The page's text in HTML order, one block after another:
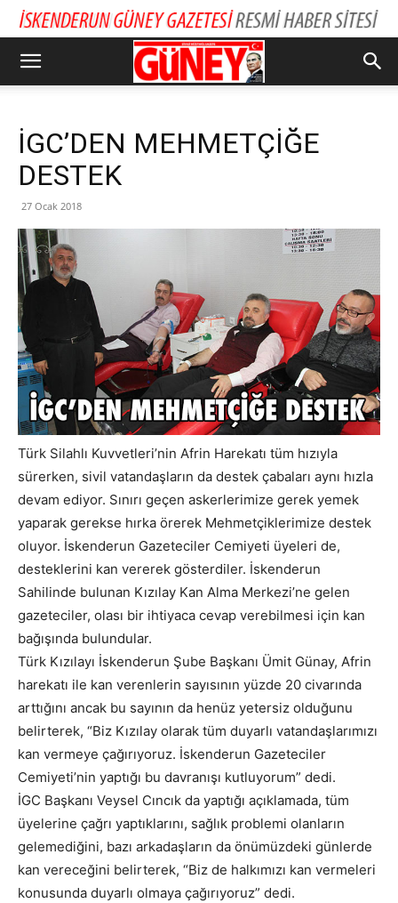
İGC’DEN MEHMETÇİĞE
DESTEK
27 Ocak 2018
Türk Silahlı Kuvvetleri’nin Afrin Harekatı tüm hızıyla
sürerken, sivil vatandaşların da destek çabaları aynı hızla
devam ediyor. Sınırı geçen askerlerimize gerek yemek
yaparak gerekse hırka örerek Mehmetçiklerimize destek
oluyor. İskenderun Gazeteciler Cemiyeti üyeleri de,
desteklerini kan vererek gösterdiler. İskenderun
Sahilinde bulunan Kızılay Kan Alma Merkezi’ne gelen
gazeteciler, olası bir ihtiyaca cevap verebilmesi için kan
bağışında bulundular.
Türk Kızılayı İskenderun Şube Başkanı Ümit Günay, Afrin
harekatı ile kan verenlerin sayısının yüzde 20 civarında
arttığını ancak bu sayının da henüz yetersiz olduğunu
belirterek, “Biz Kızılay olarak tüm duyarlı vatandaşlarımızı
kan vermeye çağırıyoruz. İskenderun Gazeteciler
Cemiyeti’nin yaptığı bu davranışı kutluyorum” dedi.
İGC Başkanı Veysel Cıncık da yaptığı açıklamada, tüm
üyelerine çağrı yaptıklarını, sağlık problemi olanların
gelemediğini, bazı arkadaşların da önümüzdeki günlerde
kan vereceğini belirterek, “Biz de halkımızı kan vermeleri
konusunda duyarlı olmaya çağırıyoruz” dedi.